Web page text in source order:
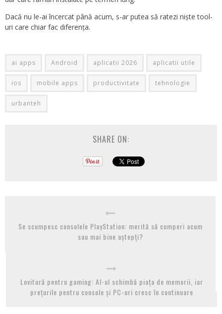
Dacă nu le-ai încercat până acum, s-ar putea să ratezi niște tool-
uri care chiar fac diferența.
ai apps Android aplicatii 2026 aplicatii utile
ios mobile apps productivitate tehnologie
urbanteh
SHARE ON:
Se scumpesc consolele PlayStation: merită să cumperi acum
sau mai bine aștepți?
Lovitură pentru gaming: AI-ul schimbă piața de memorii, iar
prețurile pentru console și PC-uri cresc în continuare